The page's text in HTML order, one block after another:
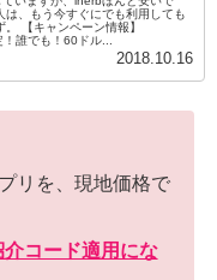
は、もう今すぐにでも利用しても
【キャンペーン情報】
誰でも！60ドル...
2018.10.16
リを、現地価格で
コード適用にな